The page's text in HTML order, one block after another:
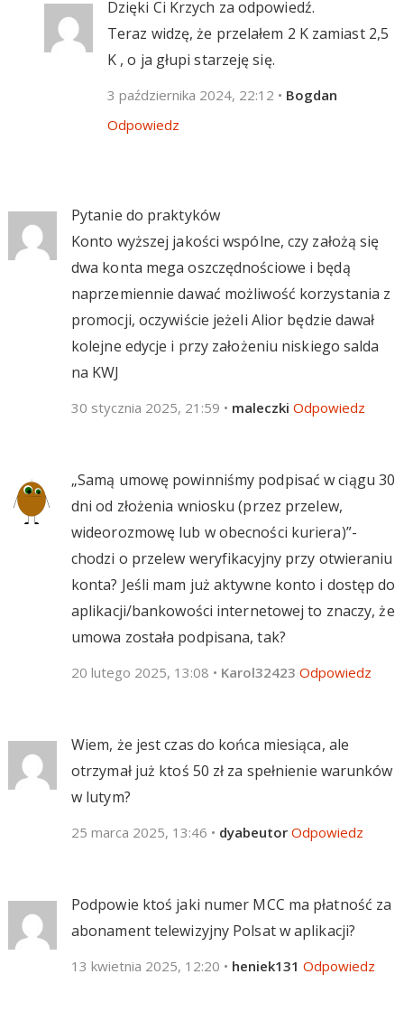
Dzięki Ci Krzych za odpowiedź.
Teraz widzę, że przelałem 2 K zamiast 2,5
K , o ja głupi starzeję się.
3 października 2024, 22:12 • Bogdan
Odpowiedz
Pytanie do praktyków
Konto wyższej jakości wspólne, czy założą się
dwa konta mega oszczędnościowe i będą
naprzemiennie dawać możliwość korzystania z
promocji, oczywiście jeżeli Alior będzie dawał
kolejne edycje i przy założeniu niskiego salda
na KWJ
30 stycznia 2025, 21:59 • maleczki Odpowiedz
„Samą umowę powinniśmy podpisać w ciągu 30
dni od złożenia wniosku (przez przelew,
wideorozmowę lub w obecności kuriera)”-
chodzi o przelew weryfikacyjny przy otwieraniu
konta? Jeśli mam już aktywne konto i dostęp do
aplikacji/bankowości internetowej to znaczy, że
umowa została podpisana, tak?
20 lutego 2025, 13:08 • Karol32423 Odpowiedz
Wiem, że jest czas do końca miesiąca, ale
otrzymał już ktoś 50 zł za spełnienie warunków
w lutym?
25 marca 2025, 13:46 • dyabeutor Odpowiedz
Podpowie ktoś jaki numer MCC ma płatność za
abonament telewizyjny Polsat w aplikacji?
13 kwietnia 2025, 12:20 • heniek131 Odpowiedz